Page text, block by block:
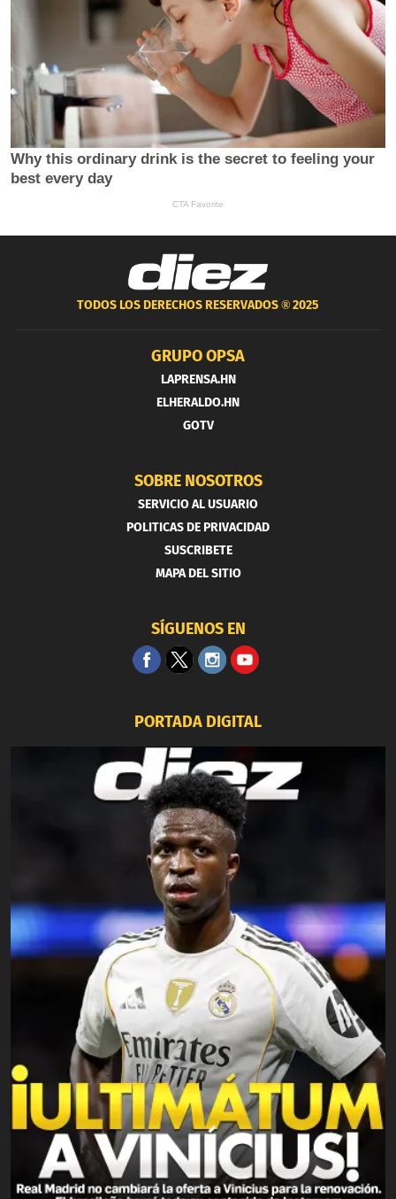
TODOS LOS DERECHOS RESERVADOS ®2025
GRUPO OPSA
LAPRENSA.HN
ELHERALDO.HN
GOTV
SOBRE NOSOTROS
SERVICIO AL USUARIO
POLITICAS DE PRIVACIDAD
SUSCRIBETE
MAPA DEL SITIO
SÍGUENOS EN
PORTADA DIGITAL